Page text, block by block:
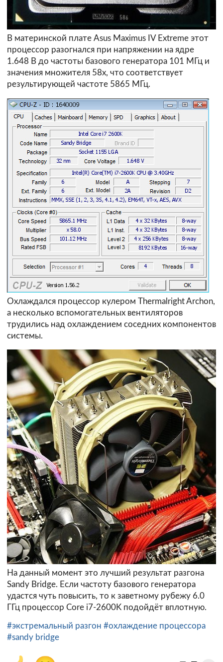
В материнской плате Asus Maximus IV Extreme этот
процессор разогнался при напряжении на ядре
1.648 В до частоты базового генератора 101 МГц и
значения множителя 58х, что соответствует
результирующей частоте 5865 МГц.
Охлаждался процессор кулером Thermalright Archon,
а несколько вспомогательных вентиляторов
трудились над охлаждением соседних компонентов
системы.
На данный момент это лучший результат разгона
Sandy Bridge. Если частоту базового генератора
удастся чуть повысить, то к заветному рубежу 6.0
ГГц процессор Core i7-2600K подойдёт вплотную.
#экстремальный разгон #охлаждение процессора
#sandy bridge